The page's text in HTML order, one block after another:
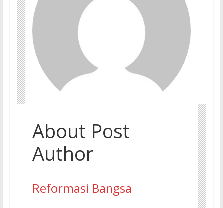
About Post
Author
Reformasi Bangsa